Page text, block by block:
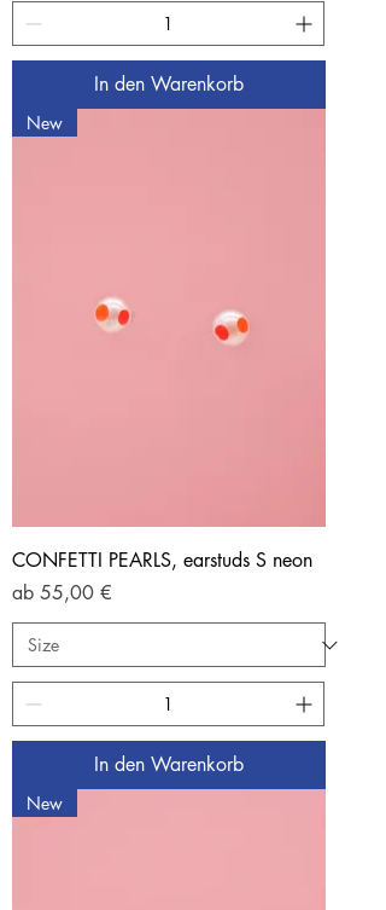
In den Warenkorb
New
CONFETTI PEARLS, earstuds S neon
ab 55,00 €
Sale-Preis
In den Warenkorb
New